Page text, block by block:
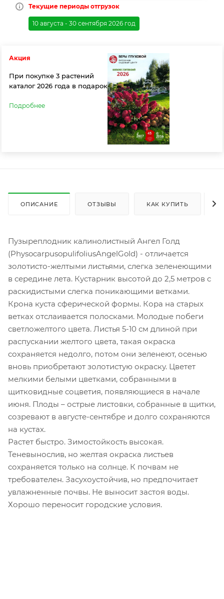
Текущие периоды отгрузок
10 августа - 30 сентября 2026 год
Акция
При покупке 3 растений
каталог 2026 года в подарок
Подробнее
ОПИСАНИЕ ОТЗЫВЫ КАК КУПИТЬ
Пузыреплодник калинолистный Ангел Голд
(PhysocarpusopulifoliusAngelGold) - отличается
золотисто-желтыми листьями, слегка зеленеющими
в середине лета. Кустарник высотой до 2,5 метров с
раскидистыми слегка поникающими ветками.
Крона куста сферической формы. Кора на старых
ветках отслаивается полосками. Молодые побеги
светложелтого цвета. Листья 5-10 см длиной при
распускании желтого цвета, такая окраска
сохраняется недолго, потом они зеленеют, осенью
вновь приобретают золотистую окраску. Цветет
мелкими белыми цветками, собранными в
щитковидные соцветия, появляющиеся в начале
июня. Плоды – острые листовки, собранные в щитки,
созревают в августе-сентябре и долго сохраняются
на кустах.
Растет быстро. Зимостойкость высокая.
Теневынослив, но желтая окраска листьев
сохраняется только на солнце. К почвам не
требователен. Засухоустойчив, но предпочитает
увлажненные почвы. Не выносит застоя воды.
Хорошо переносит городские условия.